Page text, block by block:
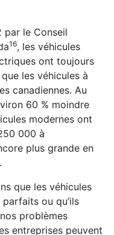
par le Conseil
⁠16, les véhicules
ont toujours
les véhicules à
canadiennes. Au
60 % moindre
modernes ont
000 à
plus grande en
que les véhicules
ou qu’ils
problèmes
entreprises peuvent